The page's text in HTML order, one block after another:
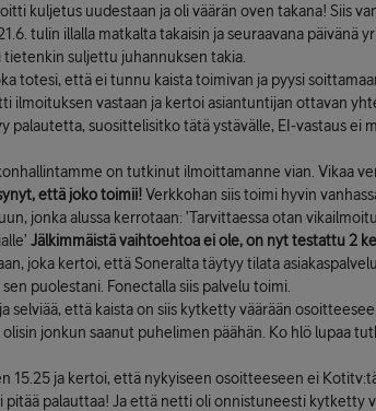
kuljetus uudestaan ja oli väärän oven takana! Siis
tulin illalla matkalta takaisin ja seuraavana päivänä
tietenkin suljettu juhannuksen takia.
totesi, että ei tunnu kaista toimivan ja pyysi
ilmoituksen vastaan ja kertoi asiantuntijan ottavan
palautetta, suosittelisitko tätä ystävälle, EI-vastaus ei
on tutkinut ilmoittamanne vian. Vikaa
että joko toimii!Verkkohan siis toimi hyvin
jonka alussa kerrotaan: ’Tarvittaessa otan
Jälkimmäistä vaihtoehtoa ei ole, on nyt testattu 2
joka kertoi, että Soneralta täytyy tilata
puolestani. Fonectalla siis palvelu toimi.
selviää, että kaista on siis kytketty väärään
olisin jonkun saanut puhelimen päähän. Ko hlö lupaa
15.25 ja kertoi, että nykyiseen osoitteeseen ei
pitää palauttaa! Ja että netti oli onnistuneesti kytketty